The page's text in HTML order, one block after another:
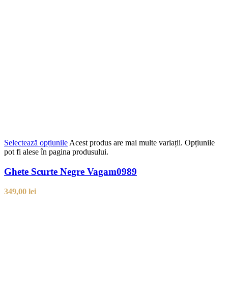
Selectează opțiunile Acest produs are mai multe variații. Opțiunile
pot fi alese în pagina produsului.
Ghete Scurte Negre Vagam0989
349,00 lei